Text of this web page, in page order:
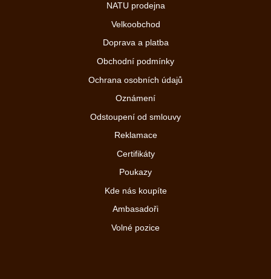
NATU prodejna
Velkoobchod
Doprava a platba
Obchodní podmínky
Ochrana osobních údajů
Oznámení
Odstoupení od smlouvy
Reklamace
Certifikáty
Poukazy
Kde nás koupíte
Ambasadoři
Volné pozice